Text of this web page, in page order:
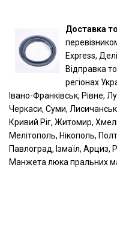
Доставка
Express,
Відправка
регіонах
Івано-Франківськ, Рівне,
Черкаси, Суми,
Кривий Ріг, Житомир,
Мелітополь, Нікополь,
Павлоград, Ізмаїл, Арциз,
Манжета люка пральних